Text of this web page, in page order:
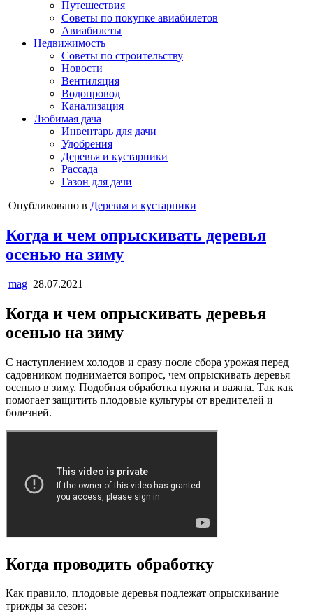
Путешествия
Советы по покупке авиабилетов
Авиабилеты
Недвижимость
Советы по строительству
Новости
Вентиляция
Водопровод
Канализация
Любимая дача
Инвентарь для дачи
Удобрения
Деревья и кустарники
Рассада
Газон для дачи
Опубликовано в Деревья и кустарники
Когда и чем опрыскивать деревья
осенью на зиму
mag 28.07.2021
Когда и чем опрыскивать деревья
осенью на зиму
С наступлением холодов и сразу после сбора урожая перед
садовником поднимается вопрос, чем опрыскивать деревья
осенью в зиму. Подобная обработка нужна и важна. Так как
помогает защитить плодовые культуры от вредителей и
болезней.
Когда проводить обработку
Как правило, плодовые деревья подлежат опрыскивание
трижды за сезон: